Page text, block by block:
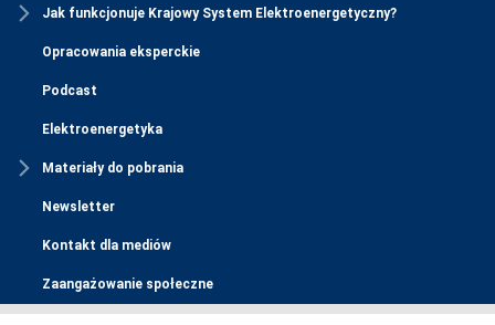
Jak funkcjonuje Krajowy System Elektroenergetyczny?
Opracowania eksperckie
Podcast
Elektroenergetyka
Materiały do pobrania
Newsletter
Kontakt dla mediów
Zaangażowanie społeczne